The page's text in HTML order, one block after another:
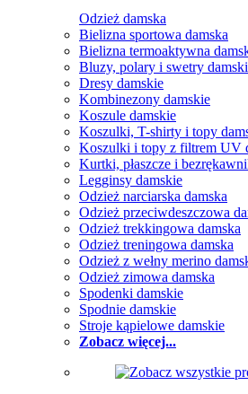
Odzież damska
Bielizna sportowa damska
Bielizna termoaktywna
Bluzy, polary i swetry
Dresy damskie
Kombinezony damskie
Koszule damskie
Koszulki, T-shirty i topy
Koszulki i topy z filtrem UV
Kurtki, płaszcze i
Legginsy damskie
Odzież narciarska damska
Odzież przeciwdeszczowa
Odzież trekkingowa damska
Odzież treningowa damska
Odzież z wełny merino
Odzież zimowa damska
Spodenki damskie
Spodnie damskie
Stroje kąpielowe damskie
Zobacz więcej...